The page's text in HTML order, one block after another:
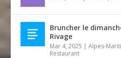
Bruncher le
Rivage
Mar 4, 2025 |Alpes-
Restaurant